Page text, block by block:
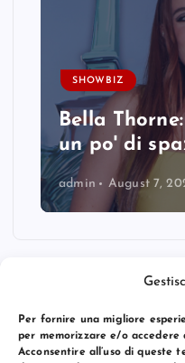
Per fornire una migliore
per memorizzare e/o accedere
Acconsentire all’uso di queste
SHOWBIZ
Bella
un po' di
admin August 7,